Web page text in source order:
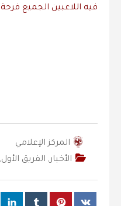
فيه اللاعبين الجميع فرحة
المركز الإعلامي
الأخبار, الفريق الأول,